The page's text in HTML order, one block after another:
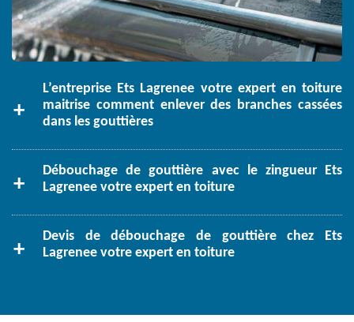
L’entreprise Ets Lagrenee votre expert en toiture
maitrise comment enlever des branches cassées
dans les gouttières
Débouchage de gouttière avec le zingueur Ets
Lagrenee votre expert en toiture
Devis de débouchage de gouttière chez Ets
Lagrenee votre expert en toiture